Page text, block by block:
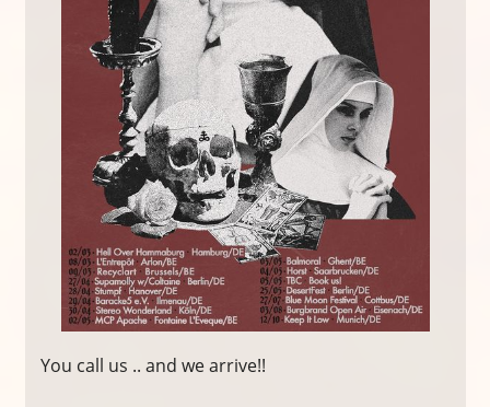
You call us .. and we arrive!!